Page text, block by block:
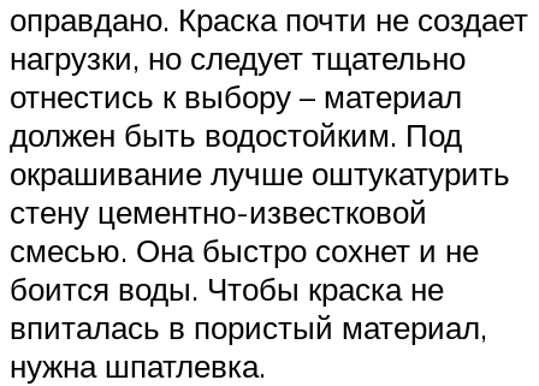
оправдано. Краска почти не создает
нагрузки, но следует тщательно
отнестись к выбору – материал
должен быть водостойким. Под
окрашивание лучше оштукатурить
стену цементно-известковой
смесью. Она быстро сохнет и не
боится воды. Чтобы краска не
впиталась в пористый материал,
нужна шпатлевка.